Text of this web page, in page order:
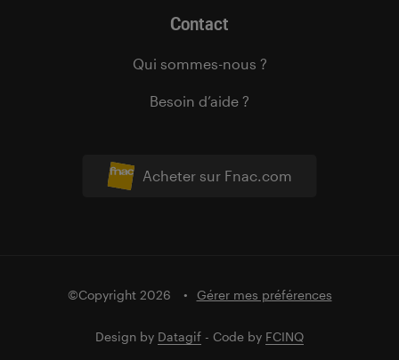
Acheter sur Fnac.com
Contact
Qui sommes-nous ?
Besoin d’aide ?
©Copyright 2026 Gérer mes préférences
Design by Datagif - Code by FCINQ